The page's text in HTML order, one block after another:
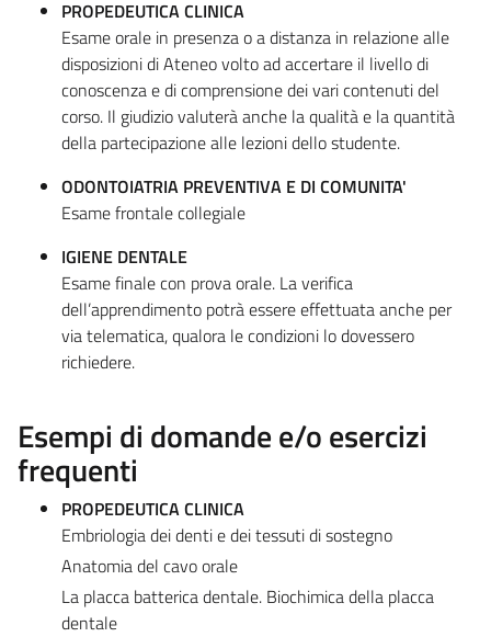
PROPEDEUTICA CLINICA
Esame orale in presenza o a distanza in relazione alle
disposizioni di Ateneo volto ad accertare il livello di
conoscenza e di comprensione dei vari contenuti del
corso. Il giudizio valuterà anche la qualità e la quantità
della partecipazione alle lezioni dello studente.
ODONTOIATRIA PREVENTIVA E DI COMUNITA'
Esame frontale collegiale
IGIENE DENTALE
Esame finale con prova orale. La verifica
dell’apprendimento potrà essere effettuata anche per
via telematica, qualora le condizioni lo dovessero
richiedere.
Esempi di domande e/o esercizi
frequenti
PROPEDEUTICA CLINICA
Embriologia dei denti e dei tessuti di sostegno​
Anatomia del cavo orale
La placca batterica dentale. Biochimica della placca
dentale